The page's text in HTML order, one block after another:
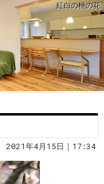
紅白の桃の花
2021年4月15日｜17:34